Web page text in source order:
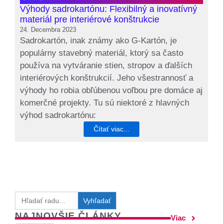
Výhody sadrokartónu: Flexibilný a inovatívný
materiál pre interiérové konštrukcie
24. Decembra 2023
Sadrokartón, inak známy ako G-Kartón, je
populárny stavebný materiál, ktorý sa často
používa na vytváranie stien, stropov a ďalších
interiérových konštrukcií. Jeho všestrannosť a
výhody ho robia obľúbenou voľbou pre domáce aj
komerčné projekty. Tu sú niektoré z hlavných
výhod sadrokartónu:
Čítať viac...
Search
for:
NAJNOVŠIE ČLÁNKY Viac